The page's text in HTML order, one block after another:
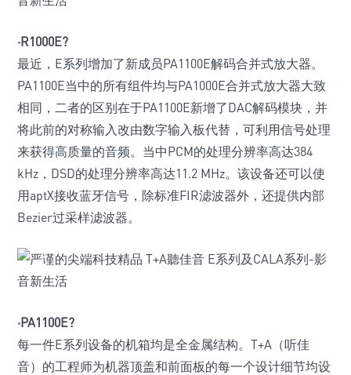
·R1000E?
最近，E系列增加了新成员PA1100E解码合并式放大器。
PA1100E当中的所有组件均与PA1000E合并式放大器大致
相同，二者的区别在于PA1100E新增了DAC解码模块，并
将此前的对称输入改由数字输入板代替，可利用信号处理
来获得高质量的音频。当中PCM的处理分辨率高达384
kHz，DSD的处理分辨率高达11.2 MHz。该设备还可以使
用aptX接收蓝牙信号，除标准FIR滤波器外，还提供内部
Bezier过采样滤波器。
·PA1100E?
每一件E系列设备的机箱均是全金属结构。T+A（听佳
音）的工程师为机器顶盖和前面板的每一个设计细节均设